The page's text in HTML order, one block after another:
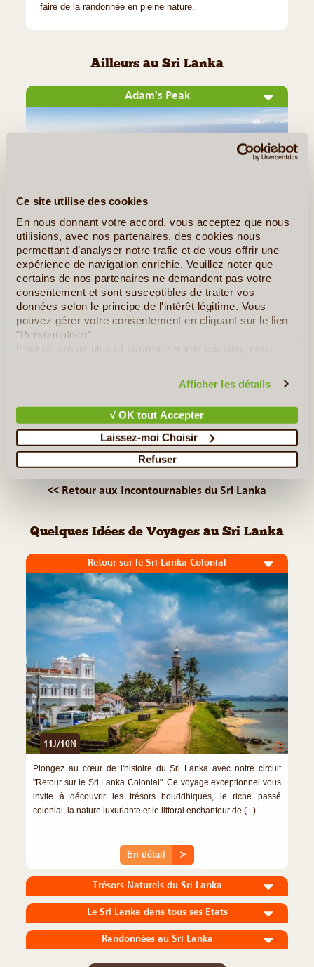
Ce site utilise des cookies
En nous donnant votre accord, vous acceptez que nous
utilisions, avec nos partenaires, des cookies nous
permettant d’analyser notre trafic et de vous offrir une
expérience de navigation enrichie. Veuillez noter que
certains de nos partenaires ne demandent pas votre
consentement et sont susceptibles de traiter vos
données selon le principe de l'intérêt légitime. Vous
pouvez gérer votre consentement en cliquant sur le lien
"Personnaliser".
Pour en savoir plus et paramétrer vos cookies, nous
Afficher les détails
√ OK tout Accepter
Laissez-moi Choisir
Refuser
faire de la randonnée en pleine nature.
Ailleurs au Sri Lanka
Adam's Peak
©
Situé à plus de 2440 mètres d'altitude, Adam's Peak, ou le
pic d'Adam, est une montagne sacrée vénérée à la fois par
les musulmans, les chrétiens, les bouddhistes et les
hindouistes. Par tradition, il se gravit de nuit afin d'admirer le
≻
Plages du Sud
Pinnawela
<< Retour aux Incontournables du Sri Lanka
Quelques Idées de Voyages au Sri Lanka
Retour sur le Sri Lanka Colonial
11J/10N ©
Plongez au cœur de l'histoire du Sri Lanka avec notre circuit
"Retour sur le Sri Lanka Colonial". Ce voyage exceptionnel vous
invite à découvrir les trésors bouddhiques, le riche passé
colonial, la nature luxuriante et le littoral enchanteur de (...)
En détail ≻
Trésors Naturels du Sri Lanka
Le Sri Lanka dans tous ses Etats
Randonnées au Sri Lanka